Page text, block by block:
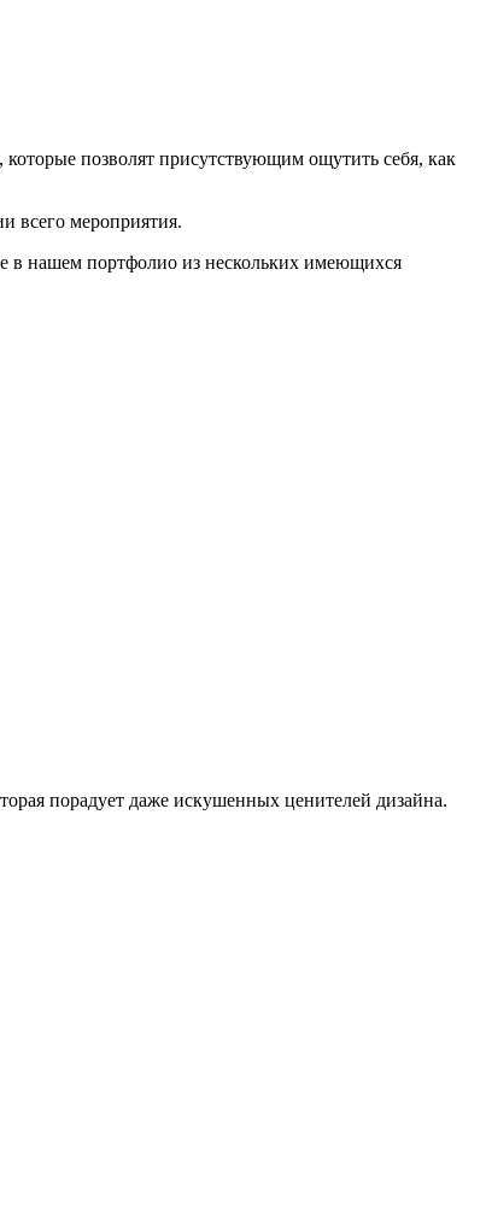
позволят присутствующим ощутить себя, как
всего мероприятия.
в нашем портфолио из нескольких имеющихся
порадует даже искушенных ценителей дизайна.